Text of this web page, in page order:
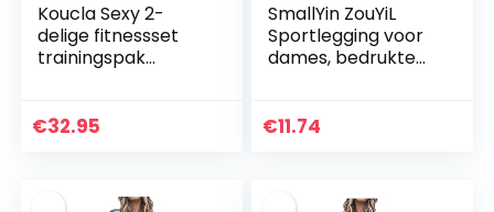
Koucla Sexy 2-
delige fitnessset
trainingspak
€32.95
SmallYin ZouYiL
Sportlegging voor
dames, bedrukte
gym, leggings,
€11.74